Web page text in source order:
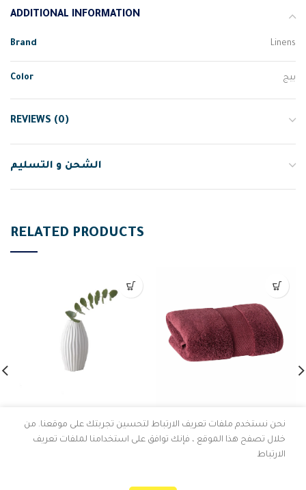
ADDITIONAL INFORMATION
Brand Linens
Color بيج
REVIEWS (0)
الشحن و التسليم
RELATED PRODUCTS
LUNA VAZO
د.ل 85,000
Premium Bath Towel (منشفة
نحن نستخدم ملفات تعريف الارتباط لتحسين تجربتك على موقعنا. من
خلال تصفح هذا الموقع ، فإنك توافق على استخدامنا لملفات تعريف
الارتباط